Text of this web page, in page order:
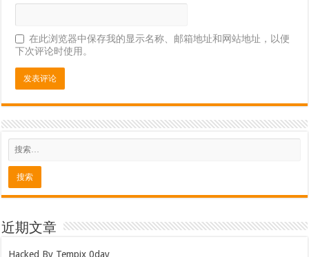
在此浏览器中保存我的显示名称、邮箱地址和网站地址，以便
下次评论时使用。
近期文章
Hacked By Tempix 0day